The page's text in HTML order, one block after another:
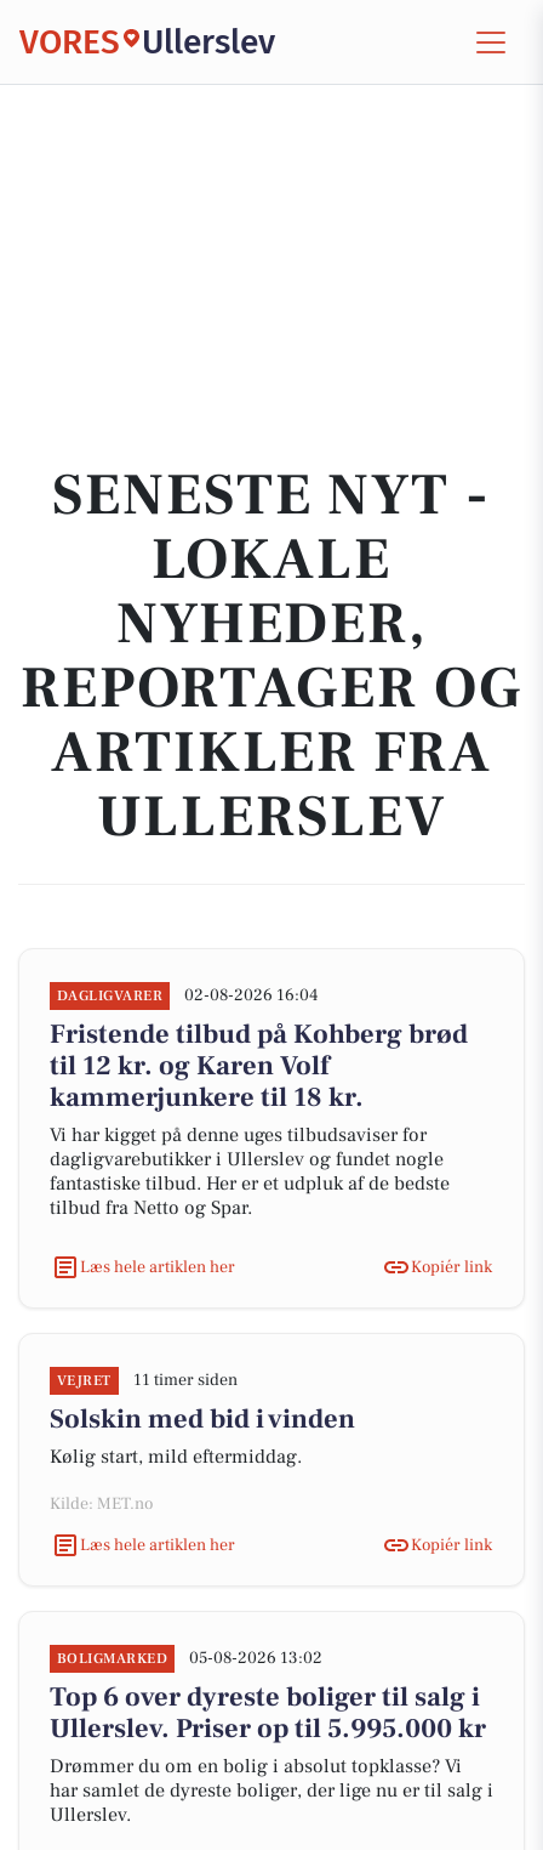
VORES Ullerslev
SENESTE NYT -
LOKALE
NYHEDER,
REPORTAGER OG
ARTIKLER FRA
ULLERSLEV
DAGLIGVARER 02-08-2026 16:04
Fristende tilbud på Kohberg brød
til 12 kr. og Karen Volf
kammerjunkere til 18 kr.
Vi har kigget på denne uges tilbudsaviser for
dagligvarebutikker i Ullerslev og fundet nogle
fantastiske tilbud. Her er et udpluk af de bedste
tilbud fra Netto og Spar.
Læs hele artiklen her Kopiér link
VEJRET 11 timer siden
Solskin med bid i vinden
Kølig start, mild eftermiddag.
Kilde: MET.no
Læs hele artiklen her
Kopiér link
BOLIGMARKED 05-08-2026 13:02
Top 6 over dyreste boliger til salg i
Ullerslev. Priser op til 5.995.000 kr
Drømmer du om en bolig i absolut topklasse? Vi
har samlet de dyreste boliger, der lige nu er til salg i
Ullerslev.